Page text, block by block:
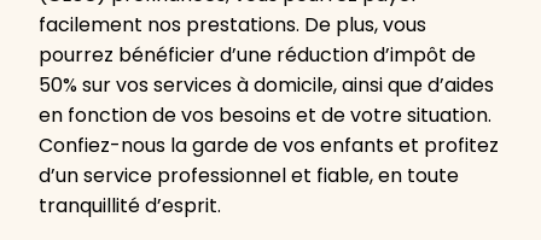
facilement nos prestations. De plus, vous
pourrez bénéficier d’une réduction d’impôt de
50% sur vos services à domicile, ainsi que d’aides
en fonction de vos besoins et de votre situation.
Confiez-nous la garde de vos enfants et profitez
d’un service professionnel et fiable, en toute
tranquillité d’esprit.